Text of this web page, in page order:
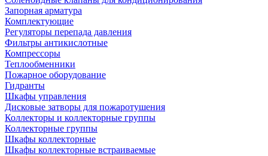
Запорная арматура
Комплектующие
Регуляторы перепада давления
Фильтры антикислотные
Компрессоры
Теплообменники
Пожарное оборудование
Гидранты
Шкафы управления
Дисковые затворы для пожаротушения
Коллекторы и коллекторные группы
Коллекторные группы
Шкафы коллекторные
Шкафы коллекторные встраиваемые